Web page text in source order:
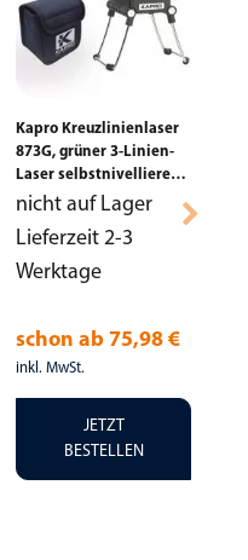
Kapro Kreuzlinienlaser
873G, grüner 3-Linien-
Laser selbstnivellierend
+ Tasche
nicht auf Lager
Lieferzeit 2-3
Werktage
schon ab 75,98 €
inkl. MwSt.
JETZT
BESTELLEN